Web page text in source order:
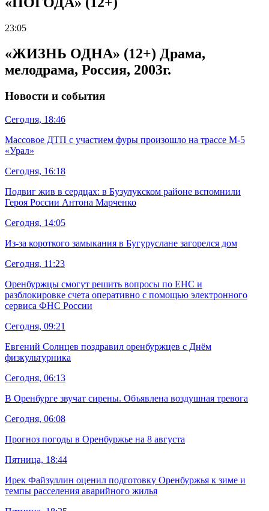
23:05
«ЖИЗНЬ ОДНА» (12+) Драма,
мелодрама, Россия, 2003г.
Новости и события
Сегодня, 18:46
Массовое ДТП с участием фуры произошло на трассе М-5
«Урал»
Сегодня, 16:18
Подвиг жив в сердцах: в Бузулукском районе вспомнили
Героя России Антона Марченко
Сегодня, 14:05
Из-за короткого замыкания в Бугуруслане загорелся дом
Сегодня, 11:23
Оренбуржцы смогут решить вопросы по ЕНС и
разблокировке счета оперативно с помощью электронного
сервиса ФНС России
Сегодня, 09:21
Евгений Солнцев поздравил оренбуржцев с Днём
физкультурника
Сегодня, 06:13
В Оренбурге звучат сирены. Объявлена воздушная тревога
Сегодня, 06:08
Прогноз погоды в Оренбуржье на 8 августа
Пятница, 18:44
Ирек Файзуллин оценил подготовку Оренбуржья к зиме и
темпы расселения аварийного жилья